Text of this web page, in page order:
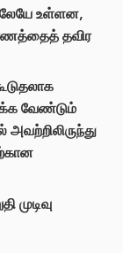
உள்ளன,
தவிர
வேண்டும்